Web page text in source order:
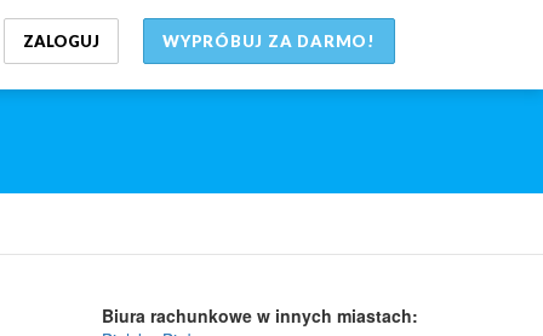
WYPRÓBUJ ZA DARMO!
ZALOGUJ
Biura rachunkowe w innych miastach: